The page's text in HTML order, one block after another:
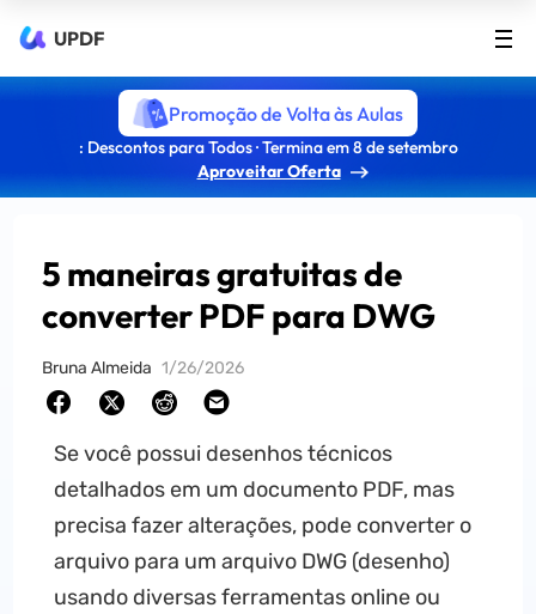
UPDF
Promoção de Volta às Aulas
: Descontos para Todos · Termina em 8 de setembro
Aproveitar Oferta
5 maneiras gratuitas de
converter PDF para DWG
Bruna Almeida 1/26/2026
Se você possui desenhos técnicos
detalhados em um documento PDF, mas
precisa fazer alterações, pode converter o
arquivo para um arquivo DWG (desenho)
usando diversas ferramentas online ou